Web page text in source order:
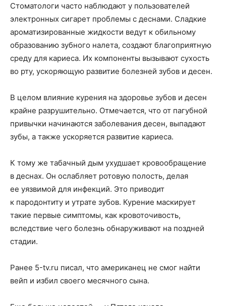
Стоматологи часто наблюдают у пользователей
электронных сигарет проблемы с деснами. Сладкие
ароматизированные жидкости ведут к обильному
образованию зубного налета, создают благоприятную
среду для кариеса. Их компоненты вызывают сухость
во рту, ускоряющую развитие болезней зубов и десен.
В целом влияние курения на здоровье зубов и десен
крайне разрушительно. Отмечается, что от пагубной
привычки начинаются заболевания десен, выпадают
зубы, а также ускоряется развитие кариеса.
К тому же табачный дым ухудшает кровообращение
в деснах. Он ослабляет ротовую полость, делая
ее уязвимой для инфекций. Это приводит
к пародонтиту и утрате зубов. Курение маскирует
такие первые симптомы, как кровоточивость,
вследствие чего болезнь обнаруживают на поздней
стадии.
Ранее 5-tv.ru писал, что американец не смог найти
вейп и избил своего месячного сына.